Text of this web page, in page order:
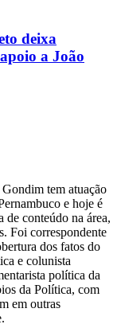
deixa
a João
tem atuação
e hoje é
de conteúdo na área,
Foi correspondente
dos fatos do
e colunista
política da
da Política, com
em outras